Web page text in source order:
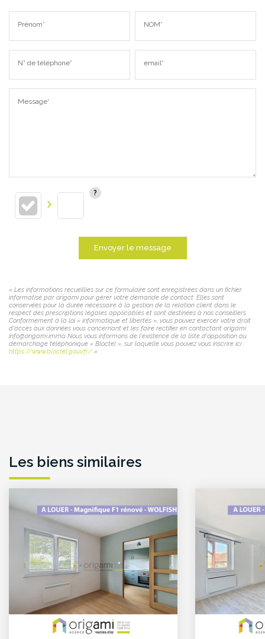
Prénom* NOM*
N° de téléphone* email*
Message*
Envoyer le message
« Les informations recueillies sur ce formulaire sont enregistrées dans un fichier
informatisé par origami pour gérer votre demande de contact. Elles sont
conservées pour la durée nécessaire à la gestion de la relation client dans le
respect des prescriptions légales applicables et sont destinées à nos conseillers
Conformément à la loi « informatique et libertés », vous pouvez exercer votre droit
d'accès aux données vous concernant et les faire rectifier en contactant origami
info@origami.immo. Nous vous informons de l'existence de la liste d'opposition au
démarchage téléphonique « Bloctel », sur laquelle vous pouvez vous inscrire ici :
https://www.bloctel.gouv.fr/ »
Les biens similaires